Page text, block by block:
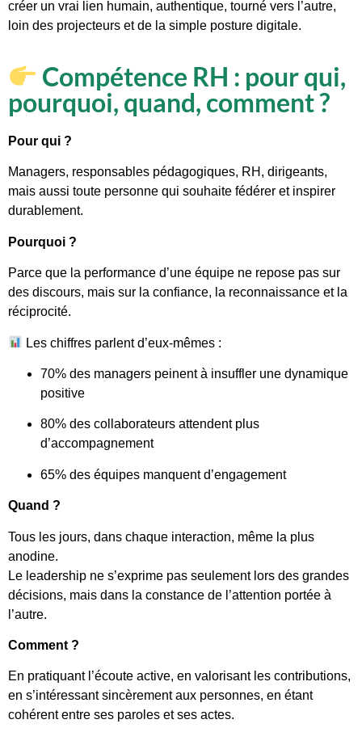
créer un vrai lien humain, authentique, tourné vers l’autre,
loin des projecteurs et de la simple posture digitale.
Compétence RH : pour qui,
pourquoi, quand, comment ?
Pour qui ?
Managers, responsables pédagogiques, RH, dirigeants,
mais aussi toute personne qui souhaite fédérer et inspirer
durablement.
Pourquoi ?
Parce que la performance d’une équipe ne repose pas sur
des discours, mais sur la confiance, la reconnaissance et la
réciprocité.
Les chiffres parlent d’eux-mêmes :
70% des managers peinent à insuffler une dynamique
positive
80% des collaborateurs attendent plus
d’accompagnement
65% des équipes manquent d’engagement
Quand ?
Tous les jours, dans chaque interaction, même la plus
anodine.
Le leadership ne s’exprime pas seulement lors des grandes
décisions, mais dans la constance de l’attention portée à
l’autre.
Comment ?
En pratiquant l’écoute active, en valorisant les contributions,
en s’intéressant sincèrement aux personnes, en étant
cohérent entre ses paroles et ses actes.